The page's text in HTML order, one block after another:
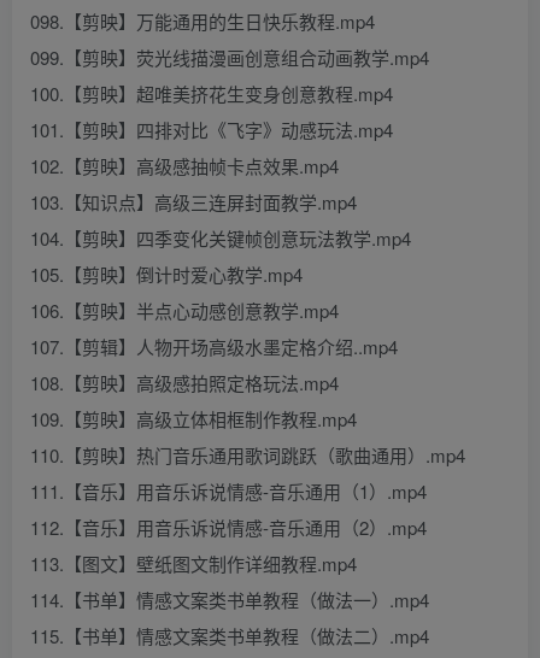
098.【剪映】万能通用的生日快乐教程.mp4
099.【剪映】荧光线描漫画创意组合动画教学.mp4
100.【剪映】超唯美挤花生变身创意教程.mp4
101.【剪映】四排对比《飞字》动感玩法.mp4
102.【剪映】高级感抽帧卡点效果.mp4
103.【知识点】高级三连屏封面教学.mp4
104.【剪映】四季变化关键帧创意玩法教学.mp4
105.【剪映】倒计时爱心教学.mp4
106.【剪映】半点心动感创意教学.mp4
107.【剪辑】人物开场高级水墨定格介绍..mp4
108.【剪映】高级感拍照定格玩法.mp4
109.【剪映】高级立体相框制作教程.mp4
110.【剪映】热门音乐通用歌词跳跃（歌曲通用）.mp4
111.【音乐】用音乐诉说情感-音乐通用（1）.mp4
112.【音乐】用音乐诉说情感-音乐通用（2）.mp4
113.【图文】壁纸图文制作详细教程.mp4
114.【书单】情感文案类书单教程（做法一）.mp4
115.【书单】情感文案类书单教程（做法二）.mp4